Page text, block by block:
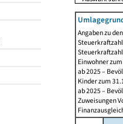
Angaben zu
Einwohner
ab 2025 –
Kinder zum
ab 2025 –
Zuweisungen